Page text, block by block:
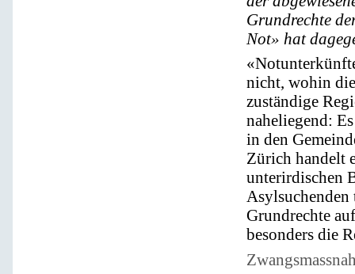
Grundrechte
Not» hat
nicht, wohin
zuständige
naheliegend:
in den
Zürich handelt
unterirdischen
Asylsuchenden
Grundrechte
besonders die